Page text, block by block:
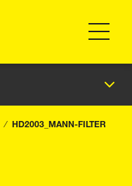
HD2003_MANN-FILTER